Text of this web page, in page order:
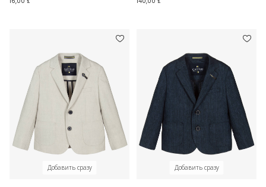
Добавить сразу Добавить сразу